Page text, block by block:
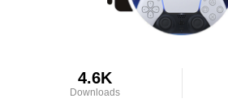
4.6K
Downloads